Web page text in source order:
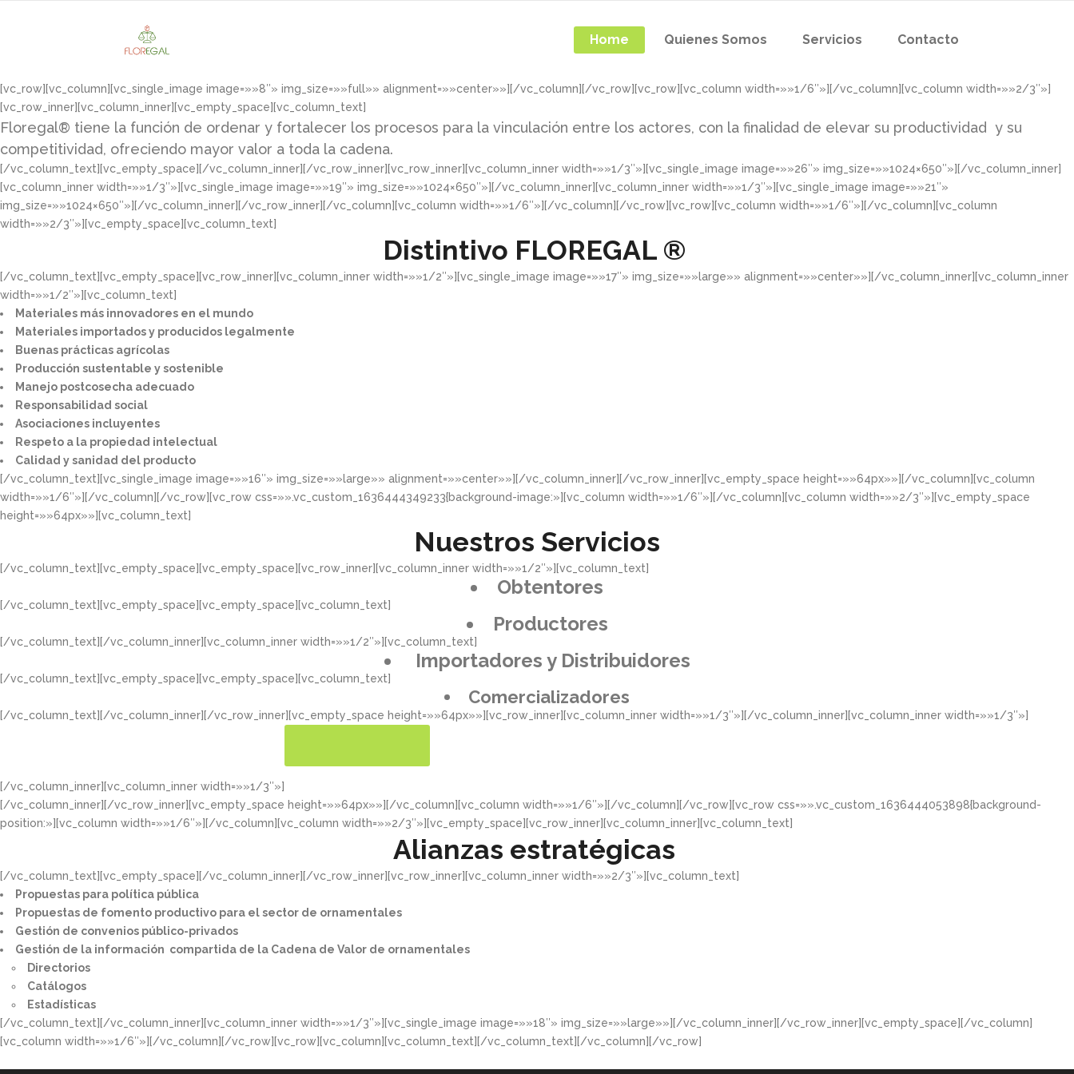
Home Quienes Somos Servicios Contacto
[vc_row][vc_column][vc_single_image image=»»8″» img_size=»»full»» alignment=»»center»»][/vc_column][/vc_row][vc_row][vc_column width=»»1/6″»][/vc_column][vc_column width=»»2/3″»]
[vc_row_inner][vc_column_inner][vc_empty_space][vc_column_text]
Floregal® tiene la función de ordenar y fortalecer los procesos para la vinculación entre los actores, con la finalidad de elevar su productividad y su
competitividad, ofreciendo mayor valor a toda la cadena.
[/vc_column_text][vc_empty_space][/vc_column_inner][/vc_row_inner][vc_row_inner][vc_column_inner width=»»1/3″»][vc_single_image image=»»26″» img_size=»»1024×650″»][/vc_column_inner]
[vc_column_inner width=»»1/3″»][vc_single_image image=»»19″» img_size=»»1024×650″»][/vc_column_inner][vc_column_inner width=»»1/3″»][vc_single_image image=»»21″»
img_size=»»1024×650″»][/vc_column_inner][/vc_row_inner][/vc_column][vc_column width=»»1/6″»][/vc_column][/vc_row][vc_row][vc_column width=»»1/6″»][/vc_column][vc_column
width=»»2/3″»][vc_empty_space][vc_column_text]
Distintivo FLOREGAL ®
[/vc_column_text][vc_empty_space][vc_row_inner][vc_column_inner width=»»1/2″»][vc_single_image image=»»17″» img_size=»»large»» alignment=»»center»»][/vc_column_inner][vc_column_inner
width=»»1/2″»][vc_column_text]
Materiales más innovadores en el mundo​
Materiales importados y producidos legalmente​
Buenas prácticas agrícolas​
Producción sustentable y sostenible​
Manejo postcosecha adecuado​
Responsabilidad social​
Asociaciones incluyentes​
Respeto a la propiedad intelectual​​
Calidad y sanidad del producto​
[/vc_column_text][vc_single_image image=»»16″» img_size=»»large»» alignment=»»center»»][/vc_column_inner][/vc_row_inner][vc_empty_space height=»»64px»»][/vc_column][vc_column
width=»»1/6″»][/vc_column][/vc_row][vc_row css=»».vc_custom_1636444349233{background-image:»][vc_column width=»»1/6″»][/vc_column][vc_column width=»»2/3″»][vc_empty_space
height=»»64px»»][vc_column_text]
Nuestros Servicios
[/vc_column_text][vc_empty_space][vc_empty_space][vc_row_inner][vc_column_inner width=»»1/2″»][vc_column_text]
Obtentores
[/vc_column_text][vc_empty_space][vc_empty_space][vc_column_text]
Productores
[/vc_column_text][/vc_column_inner][vc_column_inner width=»»1/2″»][vc_column_text]
Importadores y Distribuidores
[/vc_column_text][vc_empty_space][vc_empty_space][vc_column_text]
Comercializadores
[/vc_column_text][/vc_column_inner][/vc_row_inner][vc_empty_space height=»»64px»»][vc_row_inner][vc_column_inner width=»»1/3″»][/vc_column_inner][vc_column_inner width=»»1/3″»]
[/vc_column_inner][vc_column_inner width=»»1/3″»]
[/vc_column_inner][/vc_row_inner][vc_empty_space height=»»64px»»][/vc_column][vc_column width=»»1/6″»][/vc_column][/vc_row][vc_row css=»».vc_custom_1636444053898{background-
position:»][vc_column width=»»1/6″»][/vc_column][vc_column width=»»2/3″»][vc_empty_space][vc_row_inner][vc_column_inner][vc_column_text]
Alianzas estratégicas
[/vc_column_text][vc_empty_space][/vc_column_inner][/vc_row_inner][vc_row_inner][vc_column_inner width=»»2/3″»][vc_column_text]
Propuestas para política pública​
Propuestas de fomento productivo para el sector de ornamentales​
Gestión de convenios público-privados​
Gestión de la información compartida de la Cadena de Valor de ornamentales​
Directorios​
Catálogos​
Estadísticas
[/vc_column_text][/vc_column_inner][vc_column_inner width=»»1/3″»][vc_single_image image=»»18″» img_size=»»large»»][/vc_column_inner][/vc_row_inner][vc_empty_space][/vc_column]
[vc_column width=»»1/6″»][/vc_column][/vc_row][vc_row][vc_column][vc_column_text][/vc_column_text][/vc_column][/vc_row]